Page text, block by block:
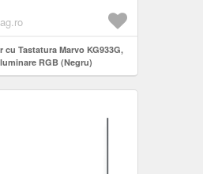
cu Tastatura Marvo KG933G,
RGB (Negru)